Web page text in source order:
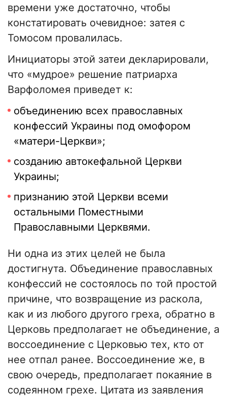
времени уже достаточно, чтобы
констатировать очевидное: затея с
Томосом провалилась.
Инициаторы этой затеи декларировали,
что «мудрое» решение патриарха
Варфоломея приведет к:
объединению всех православных
конфессий Украины под омофором
«матери-Церкви»;
созданию автокефальной Церкви
Украины;
признанию этой Церкви всеми
остальными Поместными
Православными Церквями.
Ни одна из этих целей не была
достигнута. Объединение православных
конфессий не состоялось по той простой
причине, что возвращение из раскола,
как и из любого другого греха, обратно в
Церковь предполагает не объединение, а
воссоединение с Церковью тех, кто от
нее отпал ранее. Воссоединение же, в
свою очередь, предполагает покаяние в
содеянном грехе. Цитата из заявления